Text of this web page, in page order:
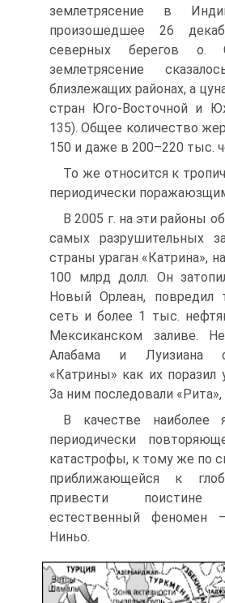
землетрясение в
произошедшее 26
северных берегов о.
землетрясение
близлежащих районах, а
стран Юго-Восточной и
135). Общее количество
150 и даже в 200–220 тыс.
То же относится к
периодически
В 2005 г. на эти районы
самых разрушительных
страны ураган «Катрина»,
100 млрд долл. Он
Новый Орлеан, повредил
сеть и более 1 тыс.
Мексиканском заливе.
Алабама и Луизиана
«Катрины» как их поразил
За ним последовали
В качестве наиболее
периодически
катастрофы, к тому же по
приближающейся к
привести поистине
естественный феномен
Ниньо.